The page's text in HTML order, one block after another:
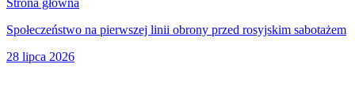
Społeczeństwo na pierwszej linii obrony przed rosyjskim sabotażem
28 lipca 2026